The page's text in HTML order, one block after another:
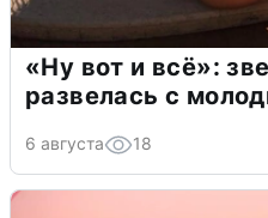
«Ну вот и всё»:
развелась с
6 августа 18